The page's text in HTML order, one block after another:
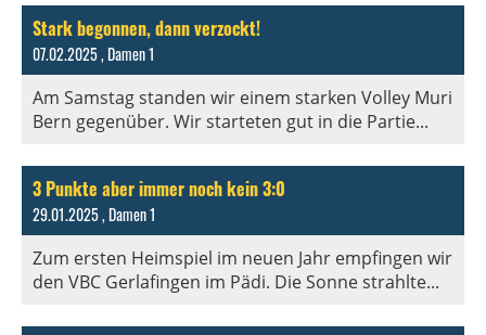
Stark begonnen, dann verzockt!
07.02.2025, Damen 1
Am Samstag standen wir einem starken Volley Muri
Bern gegenüber. Wir starteten gut in die Partie...
3 Punkte aber immer noch kein 3:0
29.01.2025, Damen 1
Zum ersten Heimspiel im neuen Jahr empfingen wir
den VBC Gerlafingen im Pädi. Die Sonne strahlte...